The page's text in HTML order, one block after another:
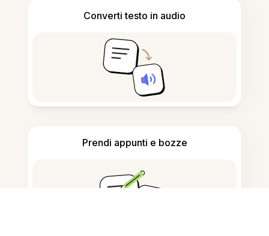
Converti testo in audio
Prendi appunti e bozze